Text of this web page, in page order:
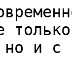
но и с